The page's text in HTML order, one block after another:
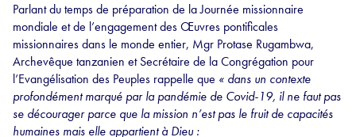
Parlant du temps de préparation de la Journée missionnaire
mondiale et de l’engagement des Œuvres pontificales
missionnaires dans le monde entier, Mgr Protase Rugambwa,
Archevêque tanzanien et Secrétaire de la Congrégation pour
l’Evangélisation des Peuples rappelle que « dans un contexte
profondément marqué par la pandémie de Covid-19, il ne faut pas
se décourager parce que la mission n’est pas le fruit de capacités
humaines mais elle appartient à Dieu :